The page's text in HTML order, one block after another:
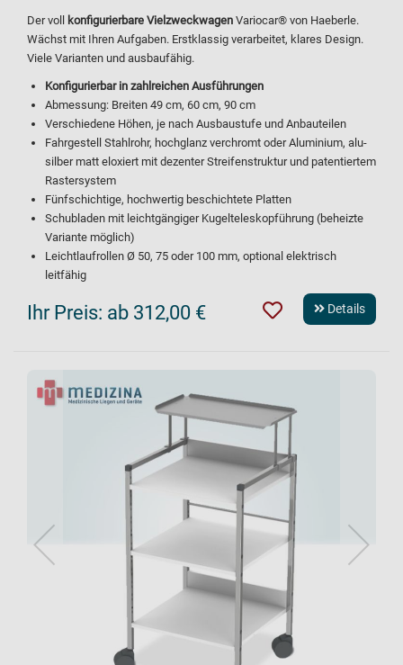
Der voll konfigurierbare Vielzweckwagen Variocar® von Haeberle.
Wächst mit Ihren Aufgaben. Erstklassig verarbeitet, klares Design.
Viele Varianten und ausbaufähig.
Konfigurierbar in zahlreichen Ausführungen
Abmessung: Breiten 49 cm, 60 cm, 90 cm
Verschiedene Höhen, je nach Ausbaustufe und Anbauteilen
Fahrgestell Stahlrohr, hochglanz verchromt oder Aluminium, alu-
silber matt eloxiert mit dezenter Streifenstruktur und patentiertem
Rastersystem
Fünfschichtige, hochwertig beschichtete Platten
Schubladen mit leichtgängiger Kugelteleskopführung (beheizte
Variante möglich)
Leichtlaufrollen Ø 50, 75 oder 100 mm, optional elektrisch
leitfähig
Ihr Preis: ab 312,00 € Details